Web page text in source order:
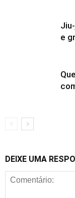
e
DEIXE UMA